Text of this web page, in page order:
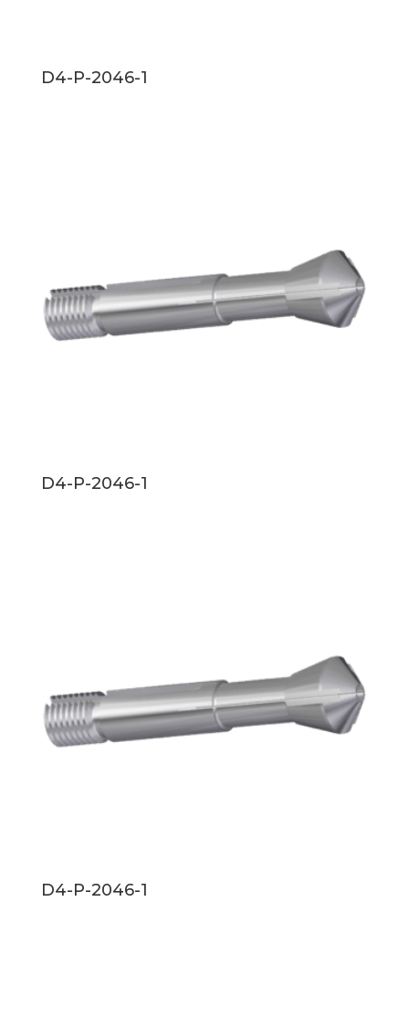
D4-P-2046-1
D4-P-2046-1
D4-P-2046-1